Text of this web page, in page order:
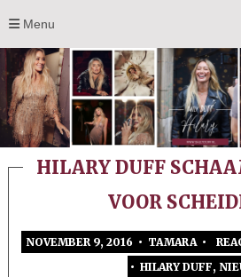
Menu
HILARY DUFF
VOOR
NOVEMBER 9, 2016 • TAMARA •
• HILARY DUFF,